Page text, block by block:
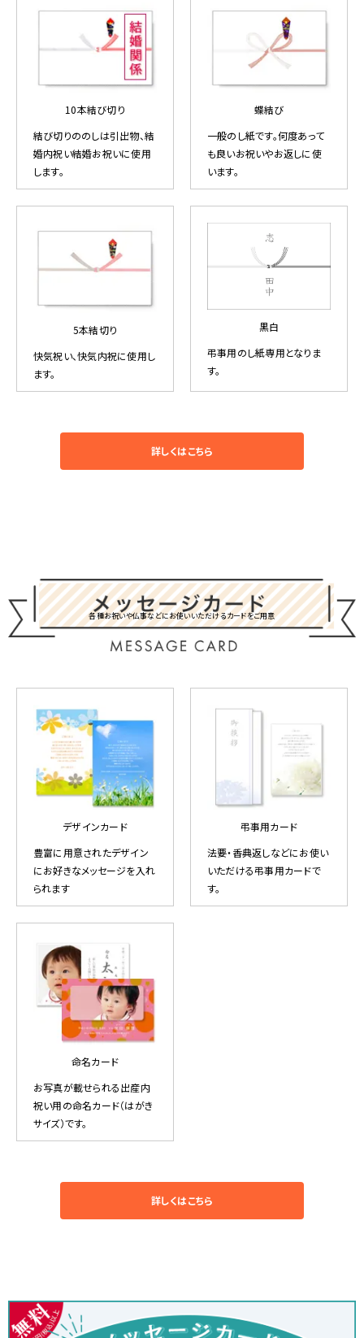
10本結び切り
結び切りののしは引出物、結
婚内祝い結婚お祝いに使用
します。
蝶結び
一般のし紙です。何度あって
も良いお祝いやお返しに使
います。
5本結切り
快気祝い、快気内祝に使用し
ます。
黒白
弔事用のし紙専用となりま
す。
詳しくはこちら
各種お祝いや仏事などにお使いいただけるカードをご用意
デザインカード
豊富に用意されたデザイン
にお好きなメッセージを入れ
られます
弔事用カード
法要・香典返しなどにお使い
いただける弔事用カードで
す。
命名カード
お写真が載せられる出産内
祝い用の命名カード（はがき
サイズ）です。
詳しくはこちら